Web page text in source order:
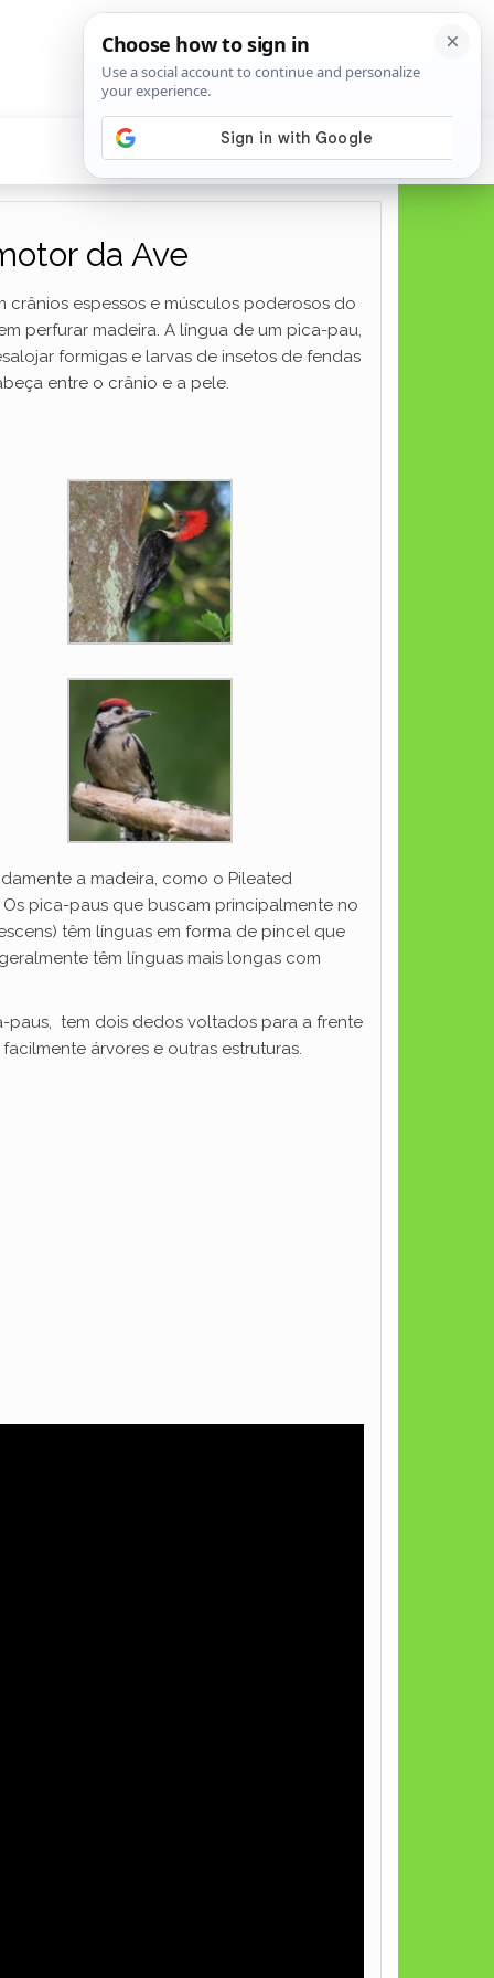
da Ave
espessos e músculos poderosos do
perfurar madeira. A língua de um pica-pau,
formigas e larvas de insetos de fendas
entre o crânio e a pele.
a madeira, como o Pileated
pica-paus que buscam principalmente no
têm línguas em forma de pincel que
têm línguas mais longas com
paus, tem dois dedos voltados para a frente
árvores e outras estruturas.